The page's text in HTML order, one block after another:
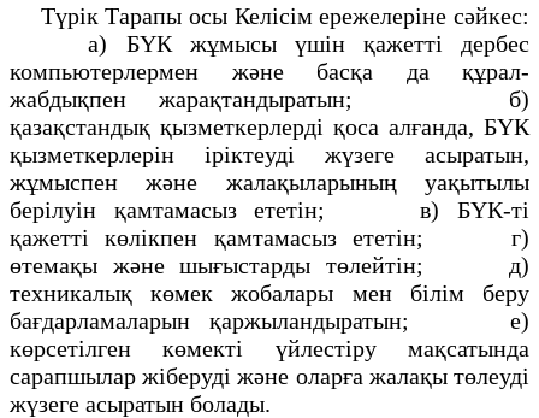
Түрік Тарапы осы Келісім ережелеріне сәйкес:
а) БҮК жұмысы үшін қажетті дербес
компьютерлермен және басқа да құрал-
жабдықпен жарақтандыратын; б)
қазақстандық қызметкерлерді қоса алғанда, БҮК
қызметкерлерін іріктеуді жүзеге асыратын,
жұмыспен және жалақыларының уақытылы
берілуін қамтамасыз ететін; в) БҮК-ті
қажетті көлікпен қамтамасыз ететін; г)
өтемақы және шығыстарды төлейтін; д)
техникалық көмек жобалары мен білім беру
бағдарламаларын қаржыландыратын; е)
көрсетілген көмекті үйлестіру мақсатында
сарапшылар жіберуді және оларға жалақы төлеуді
жүзеге асыратын болады.